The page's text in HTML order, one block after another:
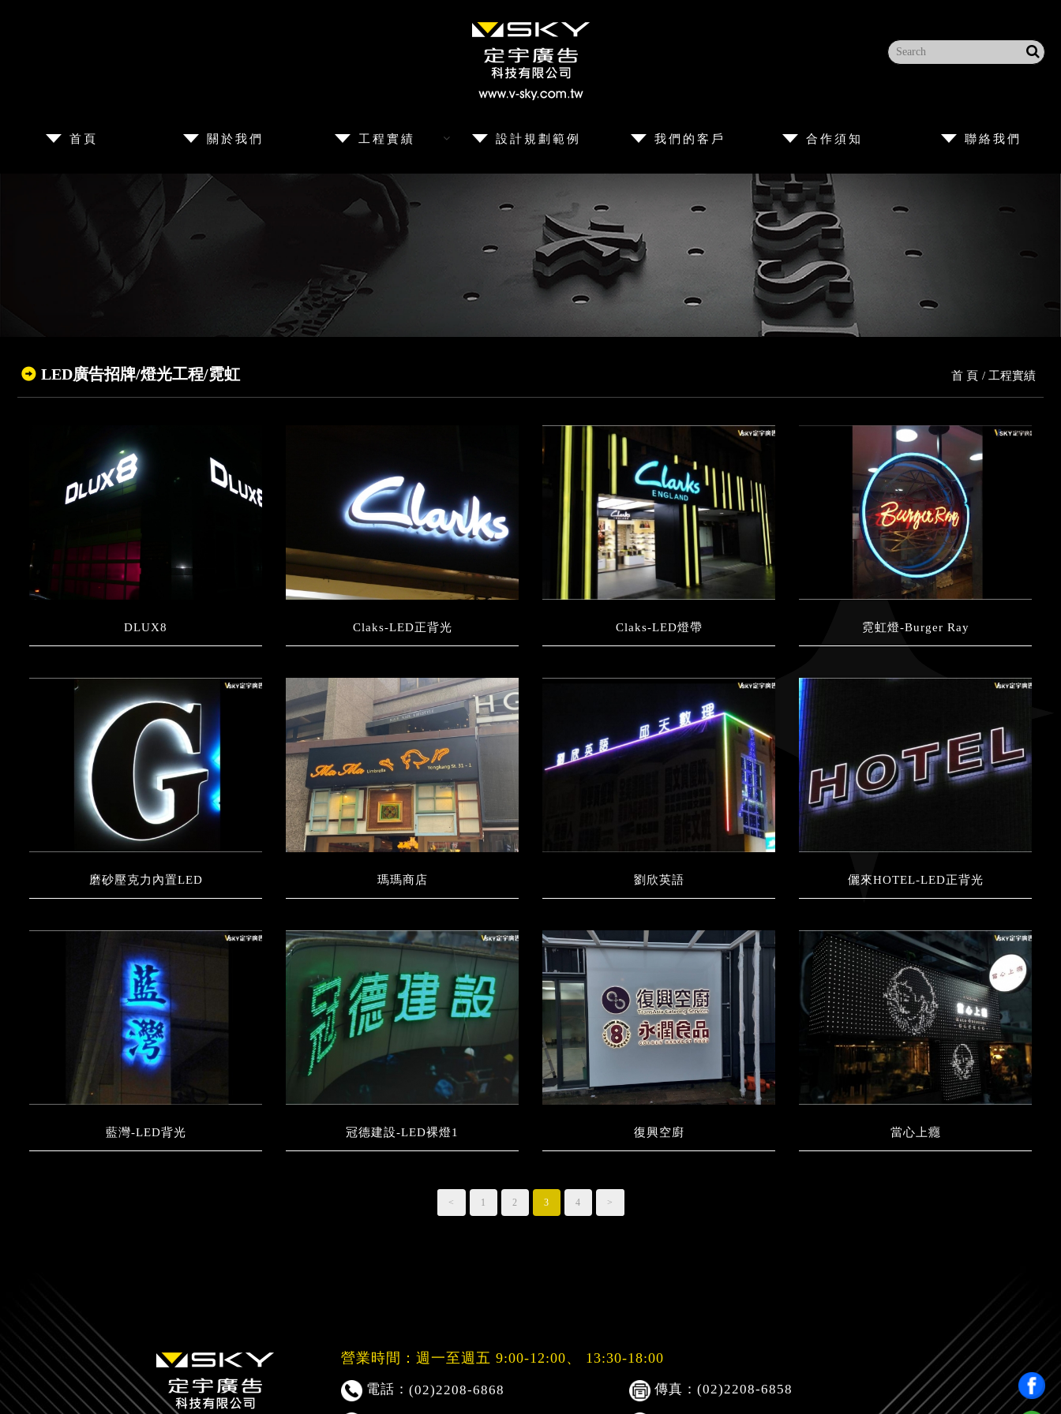
首頁 關於我們 工程實績 設計規劃範例 我們的客戶 合作須知 聯絡我們
LED廣告招牌/燈光工程/霓虹 首 頁 工程實績
DLUX8 Claks-LED正背光 Claks-LED燈帶 霓虹燈-Burger Ray
磨砂壓克力內置LED 瑪瑪商店 劉欣英語 儷來HOTEL-LED正背光
藍灣-LED背光 冠德建設-LED裸燈1 復興空廚 當心上癮
< 1 2 3 4 >
營業時間：週一至週五 9:00-12:00、 13:30-18:00
電話： (02)2208-6868 傳真：(02)2208-6858